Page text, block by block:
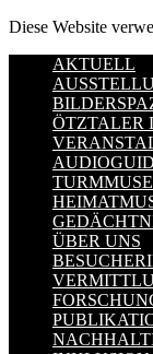
Diese Website
AKTUELL
ÖTZTALER
ÜBER UNS